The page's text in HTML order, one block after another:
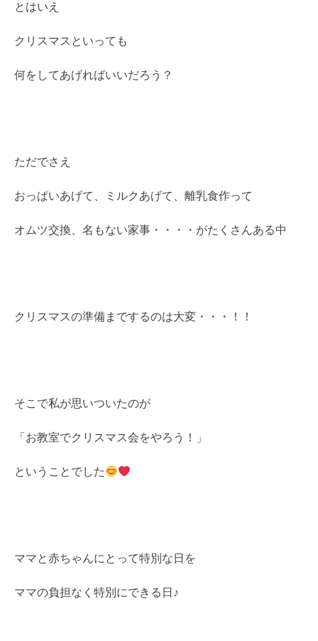
とはいえ
クリスマスといっても
何をしてあげればいいだろう？
ただでさえ
おっぱいあげて、ミルクあげて、離乳食作って
オムツ交換、名もない家事・・・・がたくさんある中
クリスマスの準備までするのは大変・・・！！
そこで私が思いついたのが
「お教室でクリスマス会をやろう！」
ということでした
ママと赤ちゃんにとって特別な日を
ママの負担なく特別にできる日♪